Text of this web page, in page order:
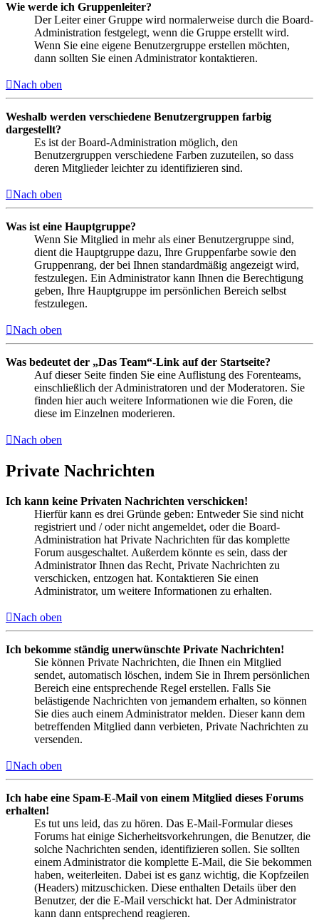
Wie werde ich Gruppenleiter?
Der Leiter einer Gruppe wird normalerweise durch die Board-
Administration festgelegt, wenn die Gruppe erstellt wird.
Wenn Sie eine eigene Benutzergruppe erstellen möchten,
dann sollten Sie einen Administrator kontaktieren.
Nach oben
Weshalb werden verschiedene Benutzergruppen farbig
dargestellt?
Es ist der Board-Administration möglich, den
Benutzergruppen verschiedene Farben zuzuteilen, so dass
deren Mitglieder leichter zu identifizieren sind.
Nach oben
Was ist eine Hauptgruppe?
Wenn Sie Mitglied in mehr als einer Benutzergruppe sind,
dient die Hauptgruppe dazu, Ihre Gruppenfarbe sowie den
Gruppenrang, der bei Ihnen standardmäßig angezeigt wird,
festzulegen. Ein Administrator kann Ihnen die Berechtigung
geben, Ihre Hauptgruppe im persönlichen Bereich selbst
festzulegen.
Nach oben
Was bedeutet der „Das Team“-Link auf der Startseite?
Auf dieser Seite finden Sie eine Auflistung des Forenteams,
einschließlich der Administratoren und der Moderatoren. Sie
finden hier auch weitere Informationen wie die Foren, die
diese im Einzelnen moderieren.
Nach oben
Private Nachrichten
Ich kann keine Privaten Nachrichten verschicken!
Hierfür kann es drei Gründe geben: Entweder Sie sind nicht
registriert und / oder nicht angemeldet, oder die Board-
Administration hat Private Nachrichten für das komplette
Forum ausgeschaltet. Außerdem könnte es sein, dass der
Administrator Ihnen das Recht, Private Nachrichten zu
verschicken, entzogen hat. Kontaktieren Sie einen
Administrator, um weitere Informationen zu erhalten.
Nach oben
Ich bekomme ständig unerwünschte Private Nachrichten!
Sie können Private Nachrichten, die Ihnen ein Mitglied
sendet, automatisch löschen, indem Sie in Ihrem persönlichen
Bereich eine entsprechende Regel erstellen. Falls Sie
belästigende Nachrichten von jemandem erhalten, so können
Sie dies auch einem Administrator melden. Dieser kann dem
betreffenden Mitglied dann verbieten, Private Nachrichten zu
versenden.
Nach oben
Ich habe eine Spam-E-Mail von einem Mitglied dieses Forums
erhalten!
Es tut uns leid, das zu hören. Das E-Mail-Formular dieses
Forums hat einige Sicherheitsvorkehrungen, die Benutzer, die
solche Nachrichten senden, identifizieren sollen. Sie sollten
einem Administrator die komplette E-Mail, die Sie bekommen
haben, weiterleiten. Dabei ist es ganz wichtig, die Kopfzeilen
(Headers) mitzuschicken. Diese enthalten Details über den
Benutzer, der die E-Mail verschickt hat. Der Administrator
kann dann entsprechend reagieren.